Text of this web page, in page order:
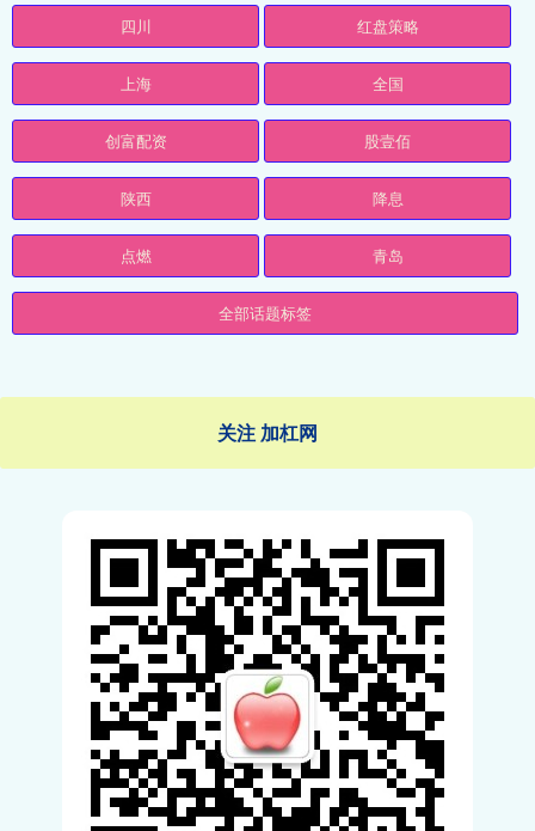
四川 红盘策略
上海 全国
创富配资 股壹佰
陕西 降息
点燃 青岛
全部话题标签
关注 加杠网